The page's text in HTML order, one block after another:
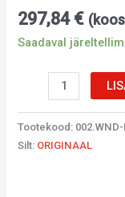
297,84 €
Saadaval
Tootekood:
Silt: ORIGINAAL